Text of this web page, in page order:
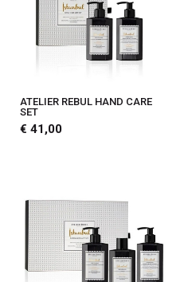
ATELIER REBUL HAND CARE
SET
€ 41,00